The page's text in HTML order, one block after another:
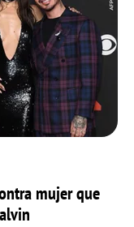
mujer que